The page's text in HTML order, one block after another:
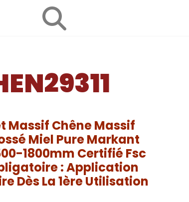
Massif Chêne Massif
Miel Pure Markant
1800mm Certifié Fsc
: Application
Dès La 1ère Utilisation